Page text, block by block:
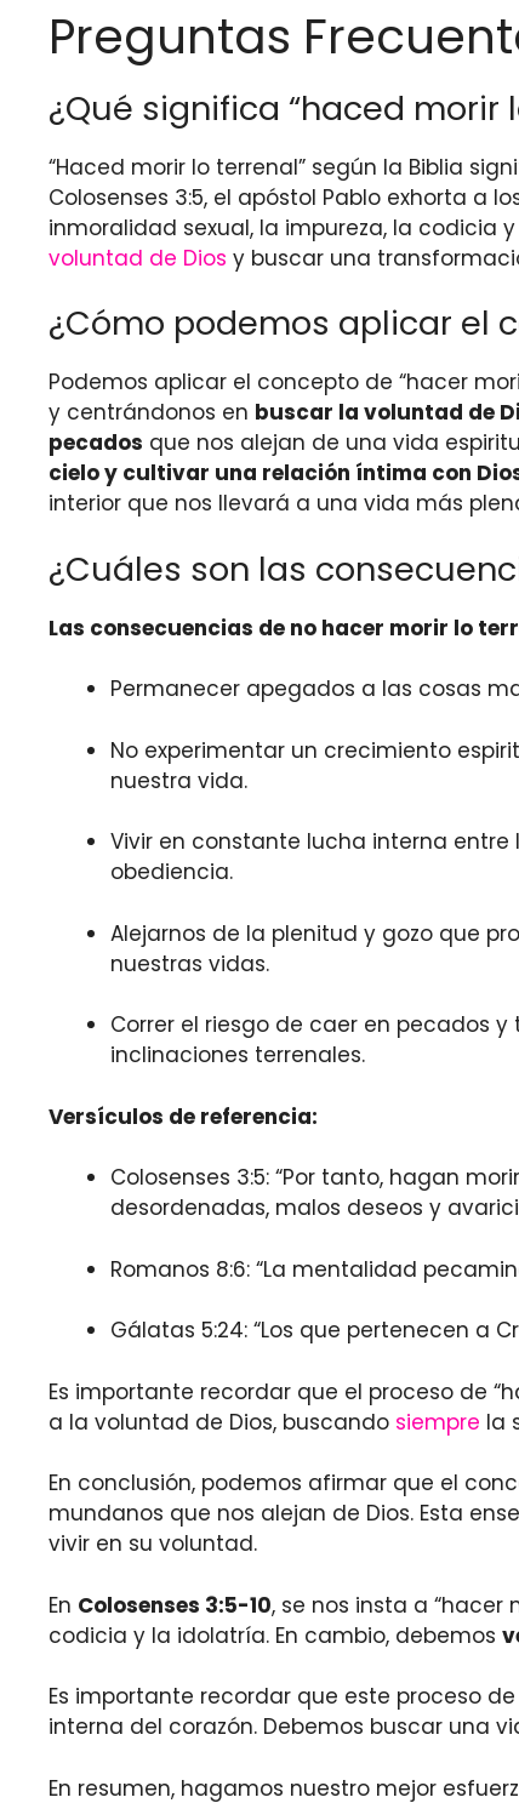
Preguntas
¿Qué significa “haced morir
“Haced morir lo terrenal” según la Biblia
Colosenses 3:5, el apóstol Pablo exhorta a
inmoralidad sexual, la impureza, la codicia
voluntad de Dios y buscar una
¿Cómo podemos aplicar el
Podemos aplicar el concepto de “hacer
y centrándonos en buscar la voluntad de
pecados que nos alejan de una vida
cielo y cultivar una relación íntima con
interior que nos llevará a una vida más
¿Cuáles son las
Las consecuencias de no hacer morir lo
Permanecer apegados a las cosas
No experimentar un crecimiento
nuestra vida.
Vivir en constante lucha interna entre
obediencia.
Alejarnos de la plenitud y gozo que
nuestras vidas.
Correr el riesgo de caer en pecados
inclinaciones terrenales.
Versículos de referencia:
Colosenses 3:5: “Por tanto, hagan
desordenadas, malos deseos y
Romanos 8:6: “La mentalidad
Gálatas 5:24: “Los que pertenecen a
Es importante recordar que el proceso de
a la voluntad de Dios, buscando siempre la
En conclusión, podemos afirmar que el
mundanos que nos alejan de Dios. Esta
vivir en su voluntad.
En Colosenses 3:5-10, se nos insta a
codicia y la idolatría. En cambio, debemos
Es importante recordar que este proceso
interna del corazón. Debemos buscar una
En resumen, hagamos nuestro mejor